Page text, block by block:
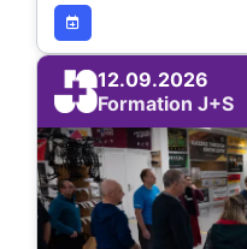
12.09.2026
Formation J+S